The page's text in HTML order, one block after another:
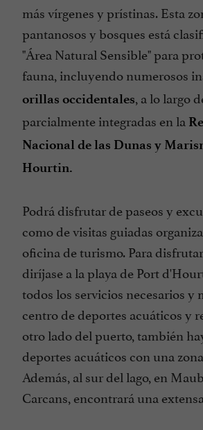
más vírgenes y prístinas. Esta
pantanosos y bosques está
"Área Natural Sensible" para
fauna, incluyendo numerosos
orillas occidentales, a lo largo
parcialmente integradas en la
Nacional de las Dunas y
Hourtin.
Podrá disfrutar de paseos y
como de visitas guiadas
oficina de turismo. Para
diríjase a la playa de Port
todos los servicios necesarios y
centro de deportes acuáticos y
otro lado del puerto, también
deportes acuáticos con una
Además, al sur del lago, en
Carcans, encontrará una